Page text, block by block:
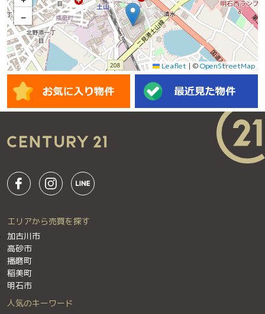
−
Leaflet | ©OpenStreetMap
エリアから売買を探す
加古川市
高砂市
播磨町
稲美町
明石市
人気のキーワード